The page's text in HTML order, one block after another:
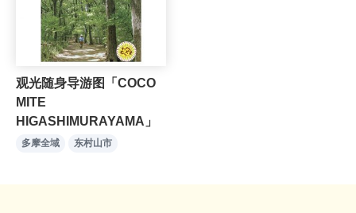
观光随身导游图「COCO
MITE
HIGASHIMURAYAMA」
多摩全域 东村山市